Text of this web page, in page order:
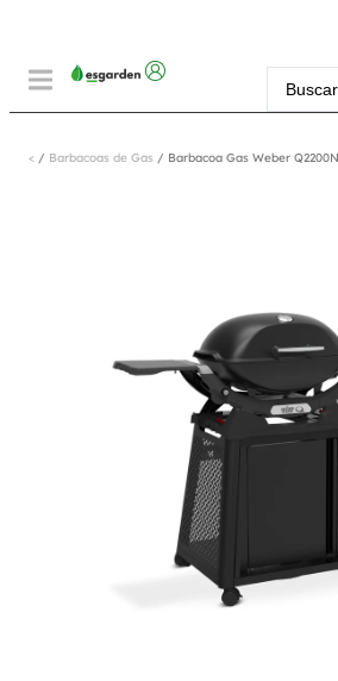
< / Barbacoas de Gas / Barbacoa Gas Weber